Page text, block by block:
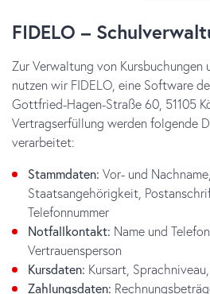
FIDELO –
Zur Verwaltung von Kursbuchungen
nutzen wir FIDELO, eine Software
Gottfried-Hagen-Straße 60, 51105
Vertragserfüllung werden folgende
verarbeitet:
Stammdaten: Vor- und
Staatsangehörigkeit,
Telefonnummer
Notfallkontakt: Name und
Vertrauensperson
Kursdaten: Kursart,
Zahlungsdaten: